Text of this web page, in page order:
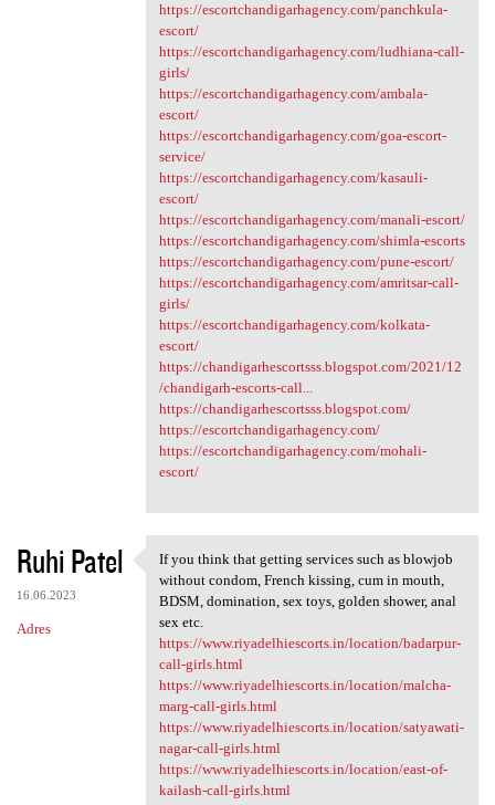
https://escortchandigarhagency.com/panchkula-
escort/
https://escortchandigarhagency.com/ludhiana-call-
girls/
https://escortchandigarhagency.com/ambala-
escort/
https://escortchandigarhagency.com/goa-escort-
service/
https://escortchandigarhagency.com/kasauli-
escort/
https://escortchandigarhagency.com/manali-escort/
https://escortchandigarhagency.com/shimla-escorts
https://escortchandigarhagency.com/pune-escort/
https://escortchandigarhagency.com/amritsar-call-
girls/
https://escortchandigarhagency.com/kolkata-
escort/
https://chandigarhescortsss.blogspot.com/2021/12
/chandigarh-escorts-call...
https://chandigarhescortsss.blogspot.com/
https://escortchandigarhagency.com/
https://escortchandigarhagency.com/mohali-
escort/
Ruhi Patel
16.06.2023
Adres
If you think that getting
If you think that getting services such as blowjob
without condom, French kissing, cum in mouth,
BDSM, domination, sex toys, golden shower, anal
sex etc.
https://www.riyadelhiescorts.in/location/badarpur-
call-girls.html
https://www.riyadelhiescorts.in/location/malcha-
marg-call-girls.html
https://www.riyadelhiescorts.in/location/satyawati-
nagar-call-girls.html
https://www.riyadelhiescorts.in/location/east-of-
kailash-call-girls.html